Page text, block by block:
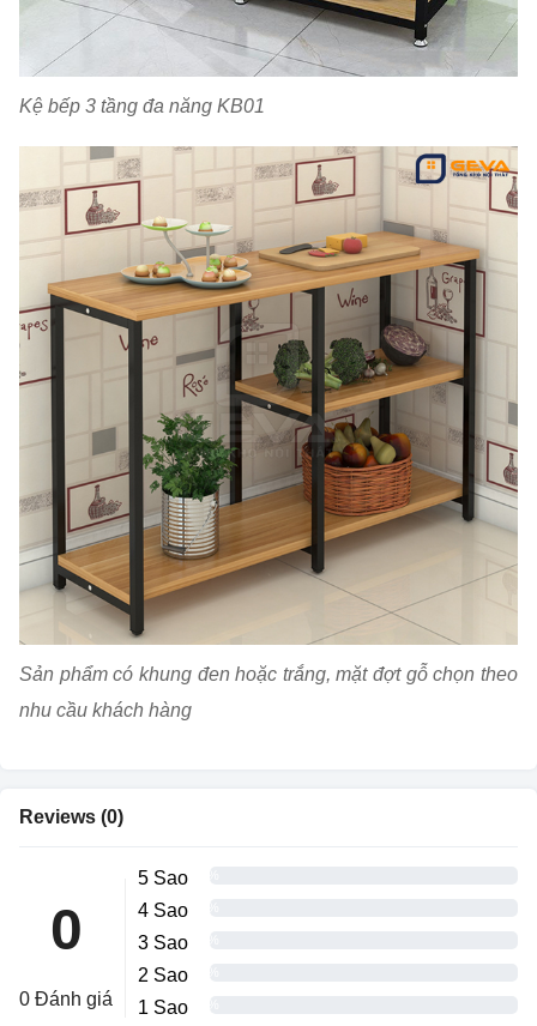
Kệ bếp 3 tầng đa năng KB01
Sản phẩm có khung đen hoặc trắng, mặt đợt gỗ chọn theo
nhu cầu khách hàng
Reviews (0)
0
0 Đánh giá 1 Sao
2 Sao
3 Sao
4 Sao
5 Sao